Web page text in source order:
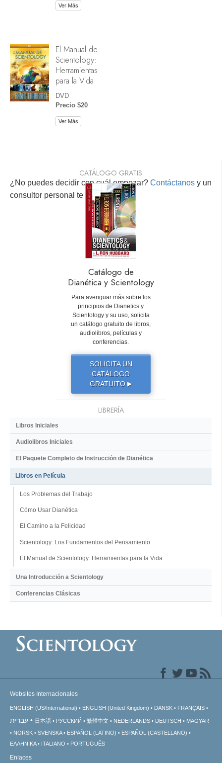
Ver Más
El Manual de
Scientology:
Herramientas
para la Vida
DVD
Precio $20
Ver Más
¿No puedes decidir con cuál empezar? Contáctanos y un
consultor personal te ayudará.
CATÁLOGO GRATIS
Catálogo de
Dianética y Scientology
Para averiguar más sobre los
principios de Dianetics y
Scientology y su uso, solicita
un catálogo gratuito de libros,
audiolibros, películas y
conferencias.
SOLICITA UN
CATÁLOGO
GRATUITO ▶
LIBRERÍA
Libros Iniciales
Audiolibros Iniciales
El Paquete Completo de Instrucción de Dianética
Libros en Película
Los Problemas del Trabajo
Cómo Usar Dianética
El Camino a la Felicidad
Scientology: Los Fundamentos del Pensamiento
El Manual de Scientology: Herramientas para la Vida
Una Introducción a Scientology
Conferencias Clásicas
Websites Internacionales
ENGLISH (US/International) ENGLISH (United Kingdom) DANSK FRANÇAIS
עברית 日本語 РУССКИЙ 繁體中文 NEDERLANDS DEUTSCH
MAGYAR
NORSK
SVENSKA ESPAÑOL (LATINO)
ESPAÑOL (CASTELLANO)
ΕΛΛΗΝΙΚA
ITALIANO PORTUGUÊS
Enlaces